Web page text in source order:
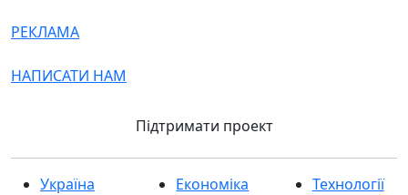
РЕКЛАМА
НАПИСАТИ НАМ
Підтримати проект
Україна
Економіка
Технології